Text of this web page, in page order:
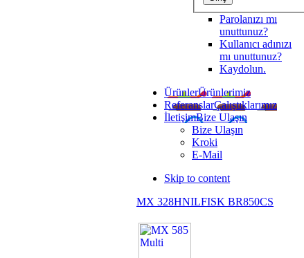
Parolanızı mı
unuttunuz?
Kullanıcı adınızı
mı unuttunuz?
Kaydolun.
ÜrünlerÜrünlerimiz
ReferanslarÇalıştıklarımız
İletişimBize Ulaşın
Bize Ulaşın
Kroki
E-Mail
Skip to content
MX 328HNILFISK BR850CS